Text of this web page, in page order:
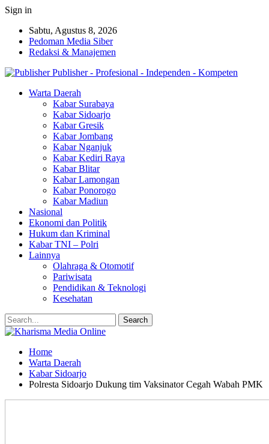
Sign in
Sabtu, Agustus 8, 2026
Pedoman Media Siber
Redaksi & Manajemen
Publisher - Profesional - Independen - Kompeten
Warta Daerah
Kabar Surabaya
Kabar Sidoarjo
Kabar Gresik
Kabar Jombang
Kabar Nganjuk
Kabar Kediri Raya
Kabar Blitar
Kabar Lamongan
Kabar Ponorogo
Kabar Madiun
Nasional
Ekonomi dan Politik
Hukum dan Kriminal
Kabar TNI – Polri
Lainnya
Olahraga & Otomotif
Pariwisata
Pendidikan & Teknologi
Kesehatan
Home
Warta Daerah
Kabar Sidoarjo
Polresta Sidoarjo Dukung tim Vaksinator Cegah Wabah PMK